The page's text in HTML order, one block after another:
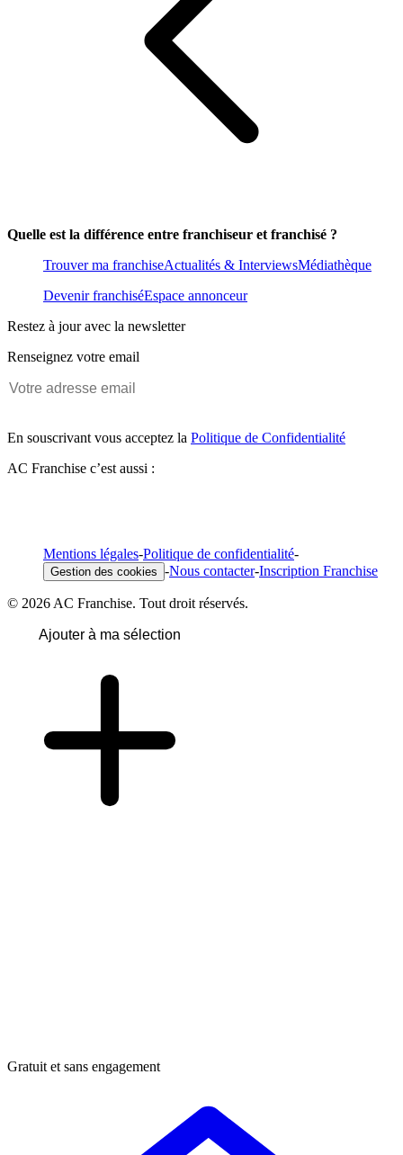
Quelle est la différence entre franchiseur et franchisé ?
Trouver ma franchiseActualités & InterviewsMédiathèque
Devenir franchiséEspace annonceur
Restez à jour avec la newsletter
Renseignez votre email
En souscrivant vous acceptez la Politique de Confidentialité
AC Franchise c’est aussi :
Mentions légales-Politique de confidentialité-
Gestion des cookies -Nous contacter-Inscription Franchise
© 2026 AC Franchise. Tout droit réservés.
Ajouter à ma sélection
Gratuit et sans engagement